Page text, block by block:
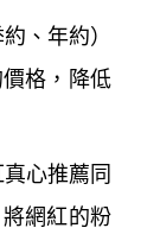
、年約）
格，降低
心推薦同
網紅的粉